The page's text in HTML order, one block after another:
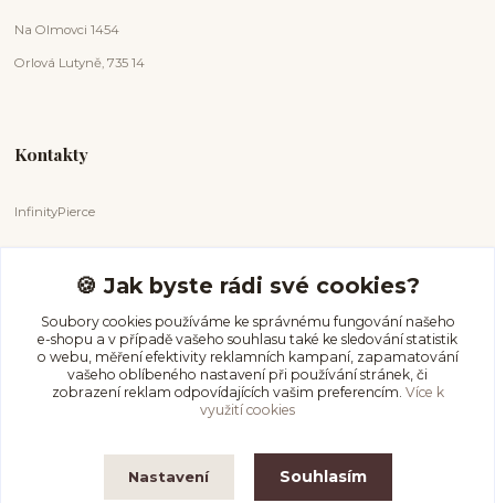
Na Olmovci 1454
Orlová Lutyně, 735 14
Kontakty
InfinityPierce
+420 731 681 038
(Po-Ne, 9-18 hod.)
info@infinitypierce.cz
🍪 Jak byste rádi své cookies?
Soubory cookies používáme ke správnému fungování našeho
e-shopu a v případě vašeho souhlasu také ke sledování statistik
o webu, měření efektivity reklamních kampaní, zapamatování
vašeho oblíbeného nastavení při používání stránek, či
zobrazení reklam odpovídajících vašim preferencím. Více k
využití cookies
Nastavení Souhlasím